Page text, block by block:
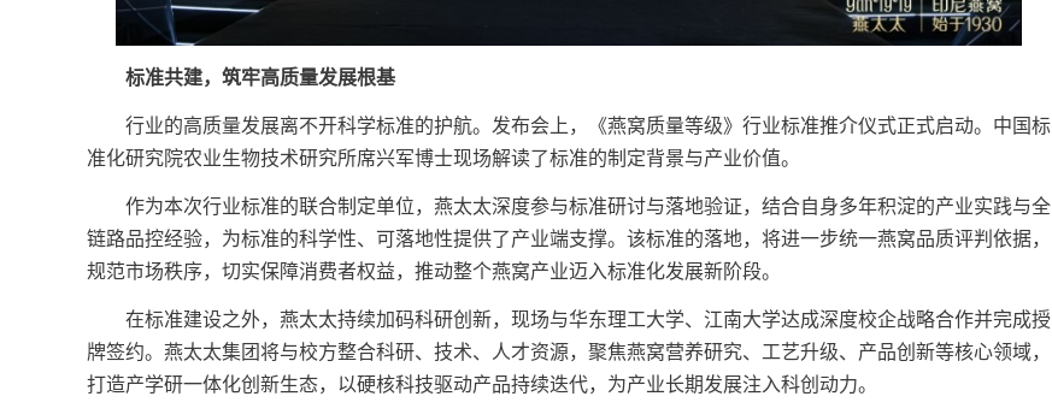
标准共建，筑牢高质量发展根基
行业的高质量发展离不开科学标准的护航。发布会上，《燕窝质量等级》行业标准推介仪式正式启动。中国标
准化研究院农业生物技术研究所席兴军博士现场解读了标准的制定背景与产业价值。
作为本次行业标准的联合制定单位，燕太太深度参与标准研讨与落地验证，结合自身多年积淀的产业实践与全
链路品控经验，为标准的科学性、可落地性提供了产业端支撑。该标准的落地，将进一步统一燕窝品质评判依据，
规范市场秩序，切实保障消费者权益，推动整个燕窝产业迈入标准化发展新阶段。
在标准建设之外，燕太太持续加码科研创新，现场与华东理工大学、江南大学达成深度校企战略合作并完成授
牌签约。燕太太集团将与校方整合科研、技术、人才资源，聚焦燕窝营养研究、工艺升级、产品创新等核心领域，
打造产学研一体化创新生态，以硬核科技驱动产品持续迭代，为产业长期发展注入科创动力。